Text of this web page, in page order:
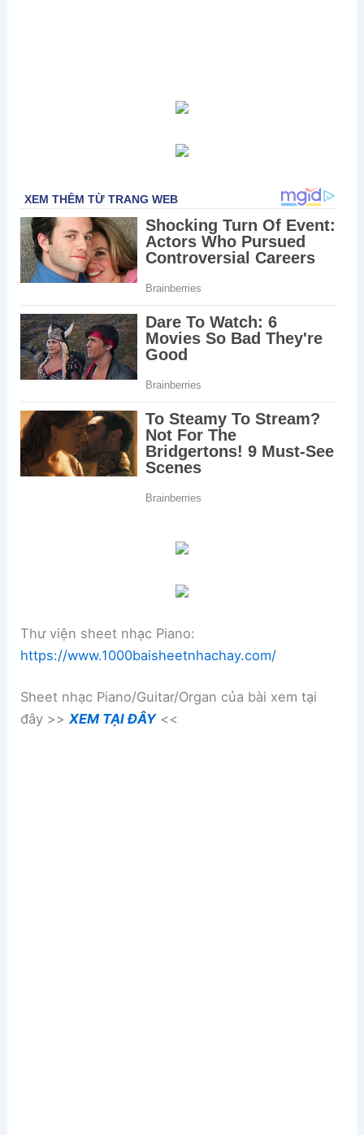
Thư viện sheet nhạc Piano:
https://www.1000baisheetnhachay.com/
Sheet nhạc Piano/Guitar/Organ của bài xem tại
đây >>XEM TẠI ĐÂY<<